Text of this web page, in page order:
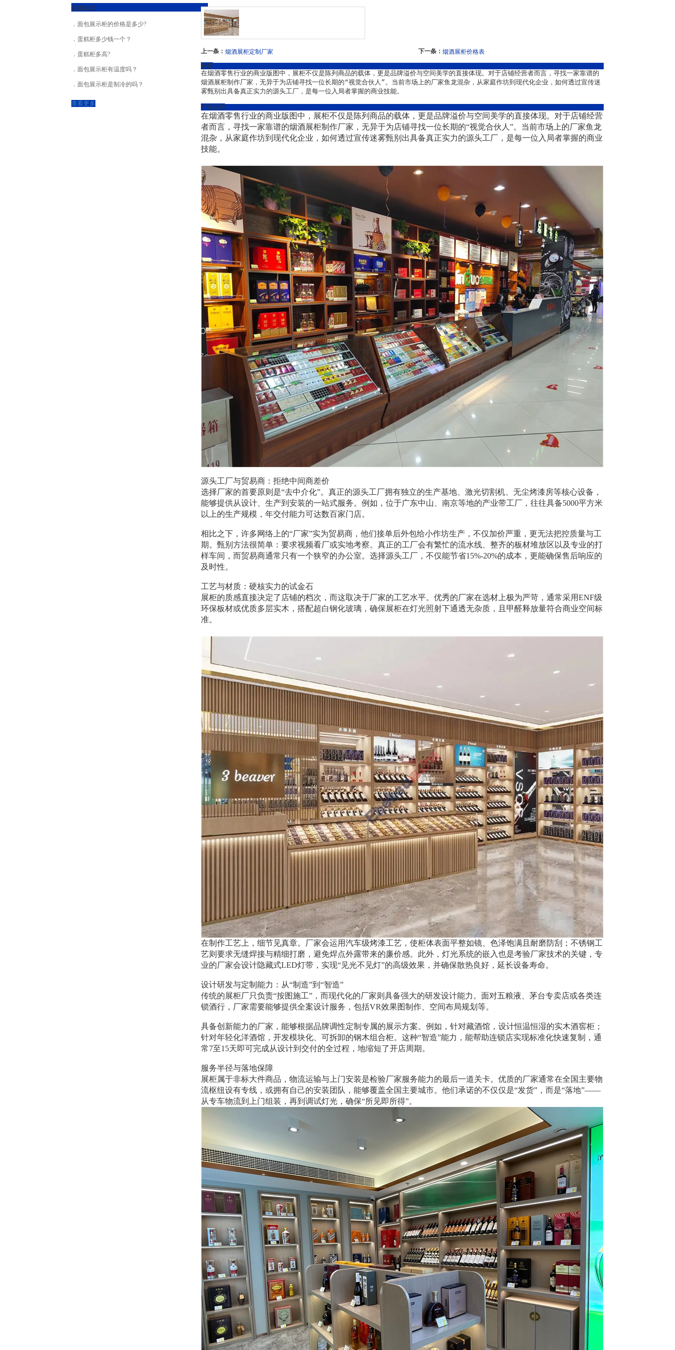
上一条： 烟酒展柜定制厂家 下一条： 烟酒展柜价格表
摘要
在烟酒零售行业的商业版图中，展柜不仅是陈列商品的载体，更是品牌溢价与空间美学的直接体现。对于店铺经营者而言，寻找一家靠谱的
烟酒展柜制作厂家，无异于为店铺寻找一位长期的“视觉合伙人”。当前市场上的厂家鱼龙混杂，从家庭作坊到现代化企业，如何透过宣传迷
雾甄别出具备真正实力的源头工厂，是每一位入局者掌握的商业技能。
产品介绍
在烟酒零售行业的商业版图中，展柜不仅是陈列商品的载体，更是品牌溢价与空间美学的直接体现。对于店铺经营
者而言，寻找一家靠谱的烟酒展柜制作厂家，无异于为店铺寻找一位长期的“视觉合伙人”。当前市场上的厂家鱼龙
混杂，从家庭作坊到现代化企业，如何透过宣传迷雾甄别出具备真正实力的源头工厂，是每一位入局者掌握的商业
技能。
源头工厂与贸易商：拒绝中间商差价
选择厂家的首要原则是“去中介化”。真正的源头工厂拥有独立的生产基地、激光切割机、无尘烤漆房等核心设备，
能够提供从设计、生产到安装的一站式服务。例如，位于广东中山、南京等地的产业带工厂，往往具备5000平方米
以上的生产规模，年交付能力可达数百家门店。
相比之下，许多网络上的“厂家”实为贸易商，他们接单后外包给小作坊生产，不仅加价严重，更无法把控质量与工
期。甄别方法很简单：要求视频看厂或实地考察。真正的工厂会有繁忙的流水线、整齐的板材堆放区以及专业的打
样车间，而贸易商通常只有一个狭窄的办公室。选择源头工厂，不仅能节省15%-20%的成本，更能确保售后响应的
及时性。
工艺与材质：硬核实力的试金石
展柜的质感直接决定了店铺的档次，而这取决于厂家的工艺水平。优秀的厂家在选材上极为严苛，通常采用ENF级
环保板材或优质多层实木，搭配超白钢化玻璃，确保展柜在灯光照射下通透无杂质，且甲醛释放量符合商业空间标
准。
在制作工艺上，细节见真章。厂家会运用汽车级烤漆工艺，使柜体表面平整如镜、色泽饱满且耐磨防刮；不锈钢工
艺则要求无缝焊接与精细打磨，避免焊点外露带来的廉价感。此外，灯光系统的嵌入也是考验厂家技术的关键，专
业的厂家会设计隐藏式LED灯带，实现“见光不见灯”的高级效果，并确保散热良好，延长设备寿命。
设计研发与定制能力：从“制造”到“智造”
传统的展柜厂只负责“按图施工”，而现代化的厂家则具备强大的研发设计能力。面对五粮液、茅台专卖店或各类连
锁酒行，厂家需要能够提供全案设计服务，包括VR效果图制作、空间布局规划等。
具备创新能力的厂家，能够根据品牌调性定制专属的展示方案。例如，针对藏酒馆，设计恒温恒湿的实木酒窖柜；
针对年轻化洋酒馆，开发模块化、可拆卸的钢木组合柜。这种“智造”能力，能帮助连锁店实现标准化快速复制，通
常7至15天即可完成从设计到交付的全过程，地缩短了开店周期。
服务半径与落地保障
展柜属于非标大件商品，物流运输与上门安装是检验厂家服务能力的最后一道关卡。优质的厂家通常在全国主要物
流枢纽设有专线，或拥有自己的安装团队，能够覆盖全国主要城市。他们承诺的不仅仅是“发货”，而是“落地”——
从专车物流到上门组装，再到调试灯光，确保“所见即所得”。
新闻动态
面包展示柜的价格是多少?
蛋糕柜多少钱一个？
蛋糕柜多高?
面包展示柜有温度吗？
面包展示柜是制冷的吗？
查看更多